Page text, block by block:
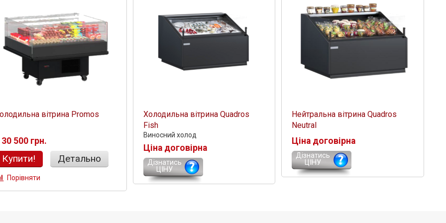
вітрина Promos
500 грн.
Купити! Детально
Порівняти
Холодильна вітрина Quadros
Fish
Виносний холод
Ціна договірна
Дізнатись
ЦІНУ
Нейтральна вітрина Quadros
Neutral
Ціна договірна
Дізнатись
ЦІНУ